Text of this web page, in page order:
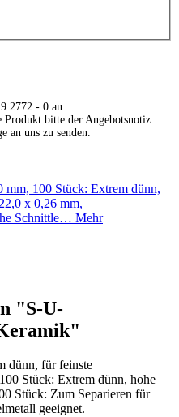
2772 - 0 an.
Produkt bitte der Angebotsnotiz
an uns zu senden.
mm, 100 Stück: Extrem dünn,
x 0,26 mm,
Schnittle… Mehr
"S-U-
dünn, für feinste
Stück: Extrem dünn, hohe
Stück: Zum Separieren für
geeignet.